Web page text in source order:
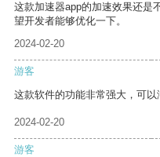
这款加速器app的加速效果还是
望开发者能够优化一下。
2024-02-20
游客
这款软件的功能非常强大，可以
2024-02-20
游客